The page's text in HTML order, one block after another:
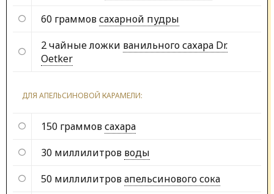
60 граммовсахарной пудры
2 чайные ложки ванильного сахара Dr.
Oetker
ДЛЯ АПЕЛЬСИНОВОЙ КАРАМЕЛИ:
150 граммовсахара
30 миллилитров воды
50 миллилитровапельсинового сока